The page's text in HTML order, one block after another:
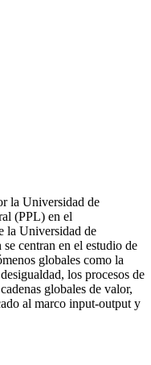
la Universidad de
(PPL) en el
la Universidad de
centran en el estudio de
globales como la
los procesos de
globales de valor,
al marco input-output y